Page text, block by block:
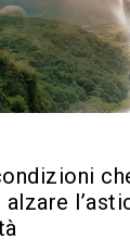
alzare